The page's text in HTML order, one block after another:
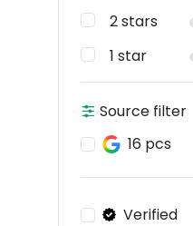
2 stars
1 star
Source filter
16 pcs
Verified